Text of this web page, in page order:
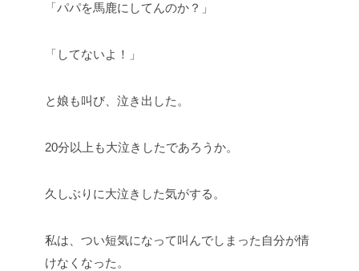
「パパを馬鹿にしてんのか？」
「してないよ！」
と娘も叫び、泣き出した。
20分以上も大泣きしたであろうか。
久しぶりに大泣きした気がする。
私は、つい短気になって叫んでしまった自分が情
けなくなった。